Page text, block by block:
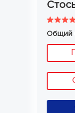
Общий